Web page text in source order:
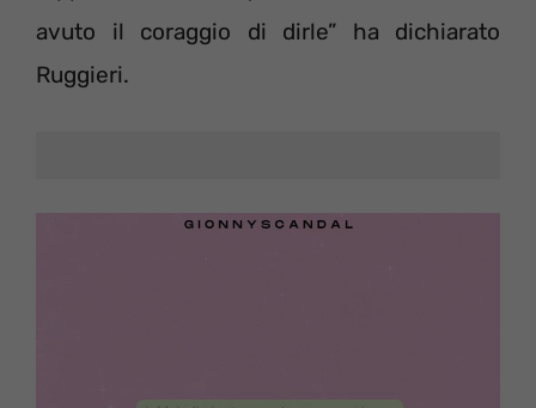
avuto il coraggio di dirle” ha dichiarato
Ruggieri.